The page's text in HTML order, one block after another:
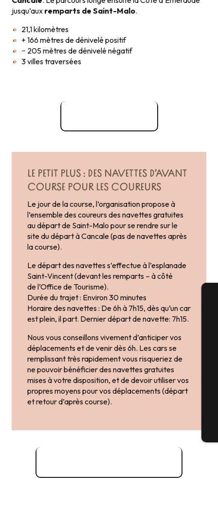
jusqu’aux remparts de Saint-Malo.
21,1 kilomètres
+ 166 mètres de dénivelé positif
− 205 mètres de dénivelé négatif
3 villes traversées
LE PETIT PLUS : DES NAVETTES D’AVANT
COURSE POUR LES COUREURS
Le jour de la course, l’organisation propose à
l’ensemble des coureurs des navettes gratuites
au départ de Saint-Malo pour se rendre sur le
site du départ à Cancale (pas de navettes après
la course).
Le départ des navettes s’effectue à l’esplanade
Saint-Vincent (devant les remparts – à côté
de l’Office de Tourisme).
Durée du trajet : Environ 30 minutes
Horaire des navettes : De 6h à 7h15, dès qu’un car
est plein, il part. Dernier départ de navette: 7h15.
Nous vous conseillons vivement d’anticiper vos
déplacements et de venir dès 6h. Les cars se
remplissant très rapidement vous risqueriez de
ne pouvoir bénéficier des navettes gratuites
mises à votre disposition, et de devoir utiliser vos
propres moyens pour vos déplacements (départ
et retour d’après course).